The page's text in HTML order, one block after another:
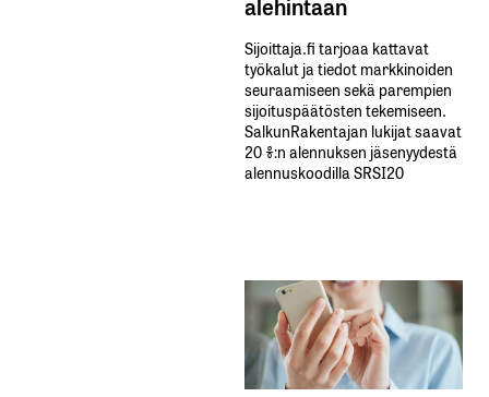
Sijoittaja.fi tarjoaa kattavat
työkalut ja tiedot markkinoiden
seuraamiseen sekä parempien
sijoituspäätösten tekemiseen.
SalkunRakentajan lukijat saavat
20 %:n alennuksen jäsenyydestä
alennuskoodilla SRSI20